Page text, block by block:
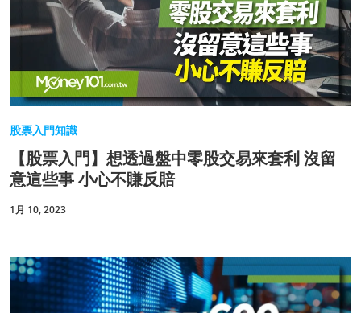
股票入門知識
【股票入門】想透過盤中零股交易來套利 沒留
意這些事 小心不賺反賠
1月 10, 2023